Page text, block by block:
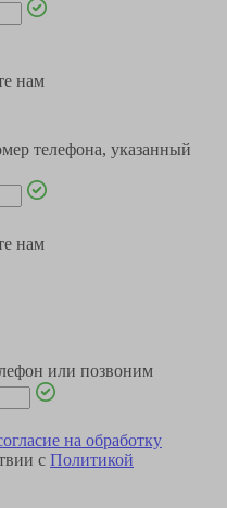
нам
телефона, указанный
нам
или позвоним
на обработку
с Политикой